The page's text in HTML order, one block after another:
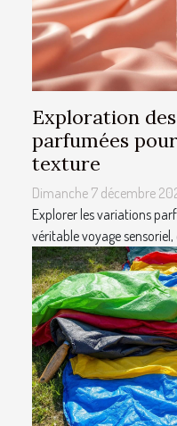
Exploration
parfumées
texture
Dimanche 7 décembre
Explorer les variations
véritable voyage sensoriel,